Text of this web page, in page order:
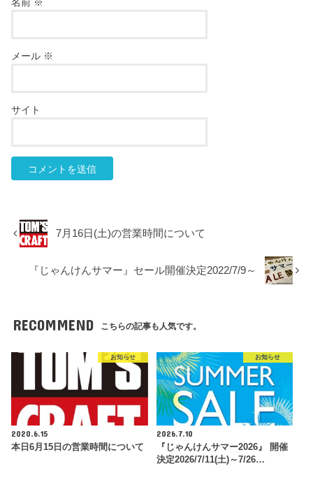
名前 ※
メール ※
サイト
7月16日(土)の営業時間について
『じゃんけんサマー』セール開催決定2022/7/9～
RECOMMEND こちらの記事も人気です。
お知らせ
2020.6.15
本日6月15日の営業時間について
お知らせ
2026.7.10
『じゃんけんサマー2026』 開催
決定2026/7/11(土)～7/26…